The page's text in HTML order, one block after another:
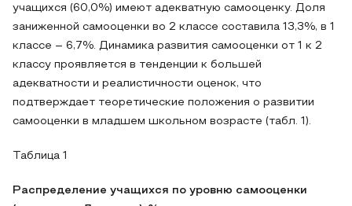
учащихся (60,0%) имеют адекватную самооценку. Доля
заниженной самооценки во 2 классе составила 13,3%, в 1
классе – 6,7%. Динамика развития самооценки от 1 к 2
классу проявляется в тенденции к большей
адекватности и реалистичности оценок, что
подтверждает теоретические положения о развитии
самооценки в младшем школьном возрасте (табл. 1).
Таблица 1
Распределение учащихся по уровню самооценки